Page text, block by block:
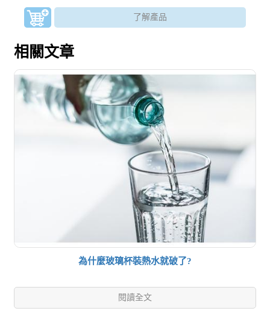
了解產品
相關文章
為什麼玻璃杯裝熱水就破了?
閱讀全文